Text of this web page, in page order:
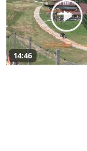
14:46